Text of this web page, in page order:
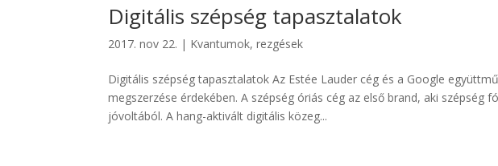
Digitális szépség tapasztalatok
2017. nov 22. | Kvantumok, rezgések
Digitális szépség tapasztalatok Az Estée Lauder cég és a Google
megszerzése érdekében. A szépség óriás cég az első brand, aki szépség
jóvoltából. A hang-aktivált digitális közeg...